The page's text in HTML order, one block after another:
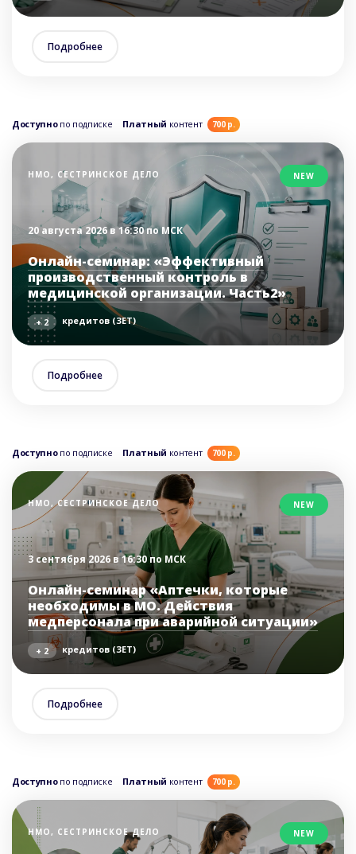
Подробнее
Доступнопо подписке Платный контент 700 р.
НМО, СЕСТРИНСКОЕ ДЕЛО NEW
20 августа 2026 в 16:30 по МСК
Онлайн-семинар: «Эффективный
производственный контроль в
медицинской организации. Часть2»
+ 2 кредитов (ЗЕТ)
Подробнее
Доступнопо подписке Платный контент 700 р.
НМО, СЕСТРИНСКОЕ ДЕЛО NEW
3 сентября 2026 в 16:30 по МСК
Онлайн-семинар «Аптечки, которые
необходимы в МО. Действия
медперсонала при аварийной ситуации»
+ 2 кредитов (ЗЕТ)
Подробнее
Доступнопо подписке Платный контент 700 р.
НМО, СЕСТРИНСКОЕ ДЕЛО NEW